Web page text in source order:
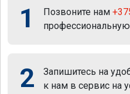
1 Позвоните нам
2
Запишитесь на
к нам в сервис на